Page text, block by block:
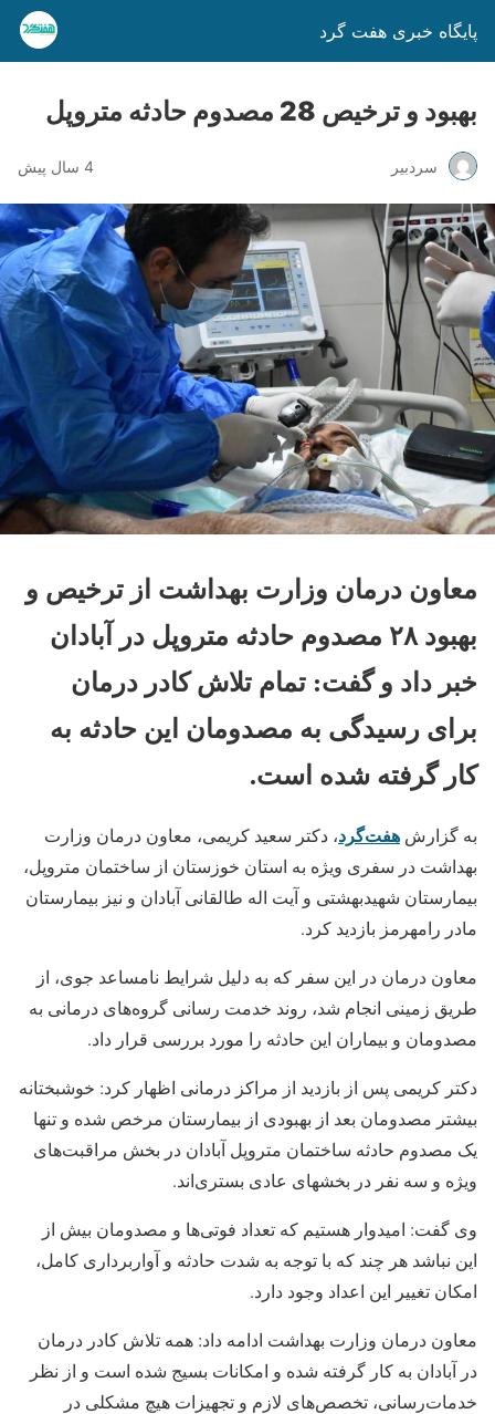
پایگاه خبری هفت گرد
بهبود و‌ ترخیص 28 مصدوم حادثه متروپل
سردبیر 4 سال پیش
معاون درمان وزارت بهداشت از ترخیص و
بهبود ۲۸ مصدوم حادثه متروپل در آبادان
خبر داد و گفت: تمام تلاش کادر درمان
برای رسیدگی به مصدومان این حادثه به
کار گرفته شده است.
به گزارش هفت‌گرد، دکتر سعید کریمی، معاون درمان وزارت
بهداشت در سفری ویژه به استان خوزستان از ساختمان متروپل،
بیمارستان شهیدبهشتی و آیت اله طالقانی آبادان و نیز بیمارستان
مادر رامهرمز بازدید کرد.
معاون درمان در این سفر که به دلیل شرایط نامساعد جوی، از
طریق زمینی انجام شد، روند خدمت رسانی گروه‌های درمانی به
مصدومان و بیماران این حادثه را مورد بررسی قرار داد.
دکتر کریمی پس از بازدید از مراکز درمانی اظهار کرد: خوشبختانه
بیشتر مصدومان بعد از بهبودی از بیمارستان مرخص شده و‌ تنها
یک مصدوم حادثه ساختمان متروپل آبادان در بخش مراقبت‌های
ویژه و‌ سه نفر در بخشهای عادی بستری‌اند.
وی گفت: امیدوار هستیم که تعداد فوتی‌ها و مصدومان بیش از
این نباشد هر چند که با توجه به شدت حادثه و آواربرداری کامل،
امکان تغییر این اعداد وجود دارد.
معاون درمان وزارت بهداشت ادامه داد: همه تلاش کادر درمان
در آبادان به کار گرفته شده و امکانات بسیج شده است و از نظر
خدمات‌رسانی، تخصص‌های لازم و تجهیزات هیچ مشکلی در